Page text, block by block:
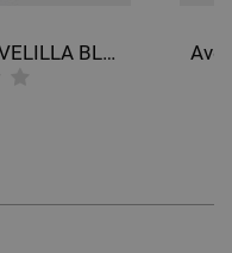
Ανδρικό πουκάμισο VELILLA BLACK